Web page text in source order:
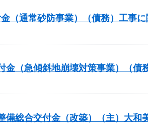
（通常砂防事業）（債務）工事
（急傾斜地崩壊対策事業）（債
備総合交付金（改築）（主）大